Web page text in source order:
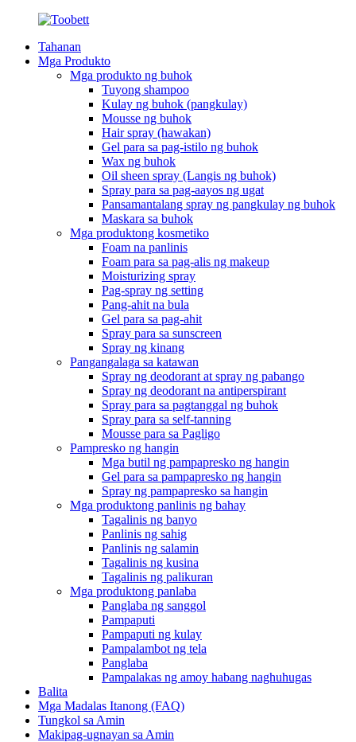
Tahanan
Mga Produkto
Mga produkto ng buhok
Tuyong shampoo
Kulay ng buhok (pangkulay)
Mousse ng buhok
Hair spray (hawakan)
Gel para sa pag-istilo ng buhok
Wax ng buhok
Oil sheen spray (Langis ng buhok)
Spray para sa pag-aayos ng ugat
Pansamantalang spray ng pangkulay ng buhok
Maskara sa buhok
Mga produktong kosmetiko
Foam na panlinis
Foam para sa pag-alis ng makeup
Moisturizing spray
Pag-spray ng setting
Pang-ahit na bula
Gel para sa pag-ahit
Spray para sa sunscreen
Spray ng kinang
Pangangalaga sa katawan
Spray ng deodorant at spray ng pabango
Spray ng deodorant na antiperspirant
Spray para sa pagtanggal ng buhok
Spray para sa self-tanning
Mousse para sa Pagligo
Pampresko ng hangin
Mga butil ng pampapresko ng hangin
Gel para sa pampapresko ng hangin
Spray ng pampapresko sa hangin
Mga produktong panlinis ng bahay
Tagalinis ng banyo
Panlinis ng sahig
Panlinis ng salamin
Tagalinis ng kusina
Tagalinis ng palikuran
Mga produktong panlaba
Panglaba ng sanggol
Pampaputi
Pampaputi ng kulay
Pampalambot ng tela
Panglaba
Pampalakas ng amoy habang naghuhugas
Balita
Mga Madalas Itanong (FAQ)
Tungkol sa Amin
Makipag-ugnayan sa Amin